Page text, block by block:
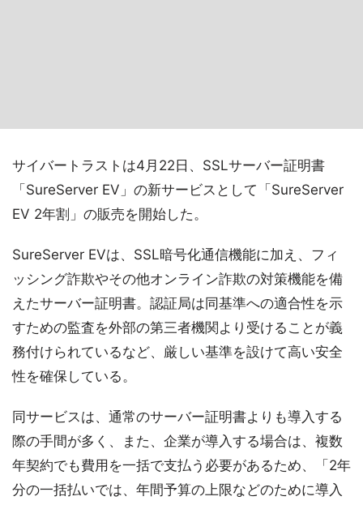
サイバートラストは4月22日、SSLサーバー証明書
「SureServer EV」の新サービスとして「SureServer
EV 2年割」の販売を開始した。
SureServer EVは、SSL暗号化通信機能に加え、フィ
ッシング詐欺やその他オンライン詐欺の対策機能を備
えたサーバー証明書。認証局は同基準への適合性を示
すための監査を外部の第三者機関より受けることが義
務付けられているなど、厳しい基準を設けて高い安全
性を確保している。
同サービスは、通常のサーバー証明書よりも導入する
際の手間が多く、また、企業が導入する場合は、複数
年契約でも費用を一括で支払う必要があるため、「2年
分の一括払いでは、年間予算の上限などのために導入